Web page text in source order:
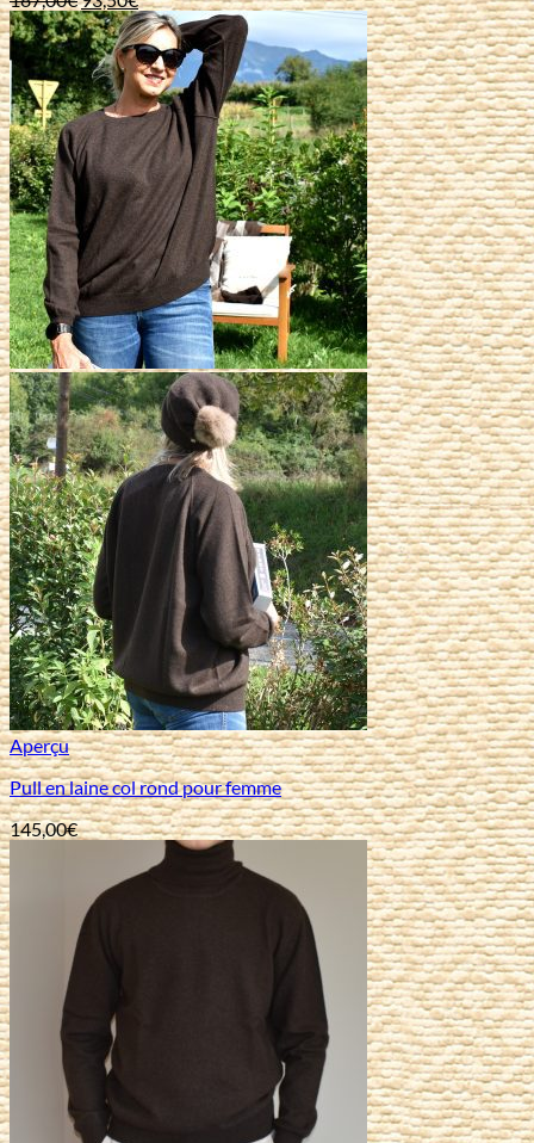
prix
initial
était :
187,00€.
prix
actuel
est :
93,50€.
Aperçu
Pull en laine col rond pour femme
145,00€